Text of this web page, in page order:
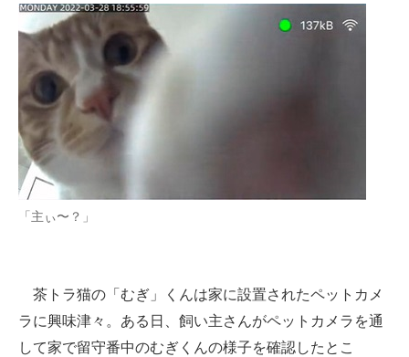
好きが集まる 比べて選べる
ビジネスと働き方のヒント
AI活用のいまが分かる
企業ITのトレンドを詳説
経営リーダーのコミュニティ
マーケ×ITの今がよく分かる
IT製品の技術・比較・事例
「主ぃ〜？」
茶トラ猫の「むぎ」くんは家に設置されたペットカメ
ラに興味津々。ある日、飼い主さんがペットカメラを通
して家で留守番中のむぎくんの様子を確認したとこ